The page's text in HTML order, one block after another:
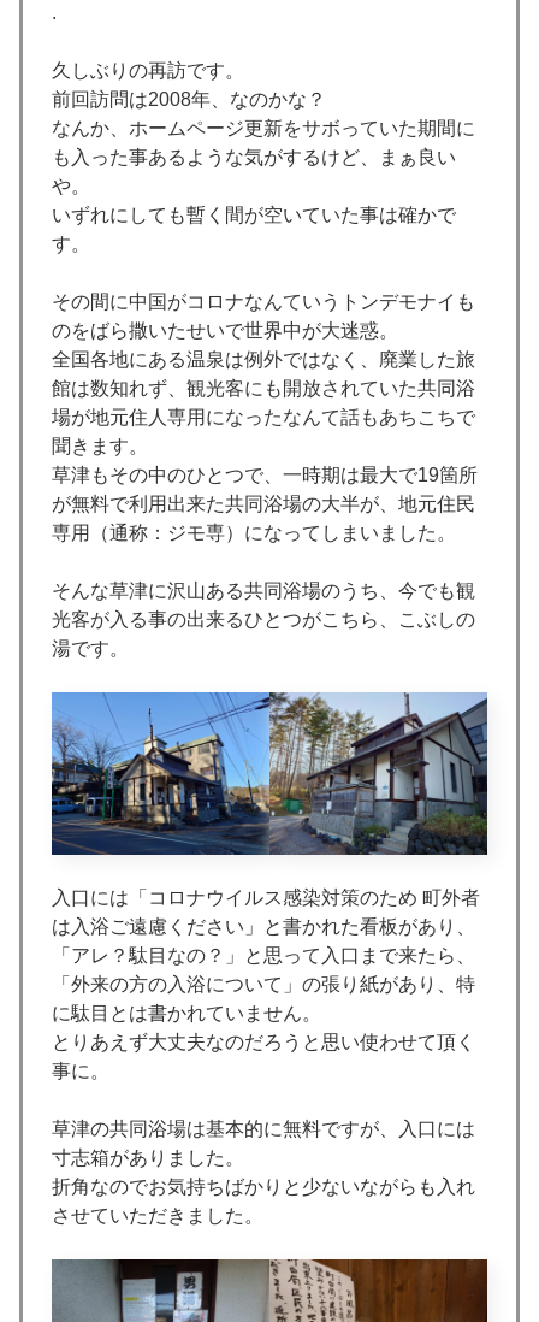
.
久しぶりの再訪です。
前回訪問は2008年、なのかな？
なんか、ホームページ更新をサボっていた期間に
も入った事あるような気がするけど、まぁ良い
や。
いずれにしても暫く間が空いていた事は確かで
す。
その間に中国がコロナなんていうトンデモナイも
のをばら撒いたせいで世界中が大迷惑。
全国各地にある温泉は例外ではなく、廃業した旅
館は数知れず、観光客にも開放されていた共同浴
場が地元住人専用になったなんて話もあちこちで
聞きます。
草津もその中のひとつで、一時期は最大で19箇所
が無料で利用出来た共同浴場の大半が、地元住民
専用（通称：ジモ専）になってしまいました。
そんな草津に沢山ある共同浴場のうち、今でも観
光客が入る事の出来るひとつがこちら、こぶしの
湯です。
入口には「コロナウイルス感染対策のため 町外者
は入浴ご遠慮ください」と書かれた看板があり、
「アレ？駄目なの？」と思って入口まで来たら、
「外来の方の入浴について」の張り紙があり、特
に駄目とは書かれていません。
とりあえず大丈夫なのだろうと思い使わせて頂く
事に。
草津の共同浴場は基本的に無料ですが、入口には
寸志箱がありました。
折角なのでお気持ちばかりと少ないながらも入れ
させていただきました。